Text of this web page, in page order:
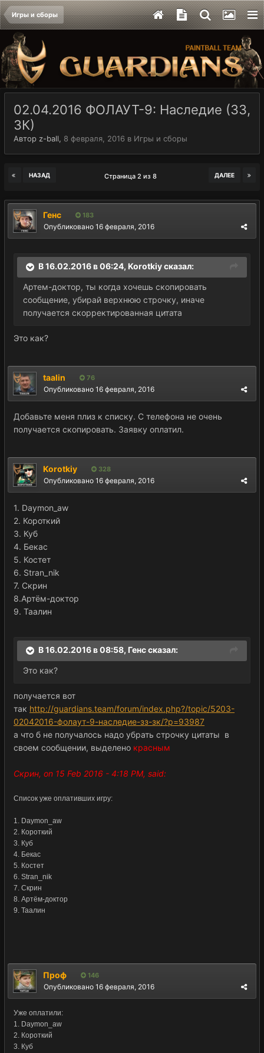
Игры и сборы
02.04.2016 ФОЛАУТ-9: Наследие (ЗЗ,
ЗК)
Автор z-ball, 8 февраля, 2016 в Игры и сборы
НАЗАД ДАЛЕЕ
Страница 2 из 8
Генс 183
Опубликовано 16 февраля, 2016
В 16.02.2016 в 06:24, Korotkiy сказал:
Артем-доктор, ты когда хочешь скопировать
сообщение, убирай верхнюю строчку, иначе
получается скорректированная цитата
Это как?
taalin 76
Опубликовано 16 февраля, 2016
Добавьте меня плиз к списку. С телефона не очень
получается скопировать. Заявку оплатил.
Korotkiy 328
Опубликовано 16 февраля, 2016
1. Daymon_aw
2. Короткий
3. Куб
4. Бекас
5. Костет
6. Stran_nik
7. Скрин
8.Артём-доктор
9. Таалин
В 16.02.2016 в 08:58, Генс сказал:
Это как?
получается вот
так http://guardians.team/forum/index.php?/topic/5203-
02042016-фолаут-9-наследие-зз-зк/?p=93987
а что б не получалось надо убрать строчку цитаты в
своем сообщении, выделено красным
Скрин, on 15 Feb 2016 - 4:18 PM, said:
Список уже оплативших игру:
1. Daymon_aw
2. Короткий
3. Куб
4. Бекас
5. Костет
6. Stran_nik
7. Скрин
8. Артём-доктор
9. Таалин
Проф 146
Опубликовано 16 февраля, 2016
Уже оплатили:
1. Daymon_aw
2. Короткий
3. Куб